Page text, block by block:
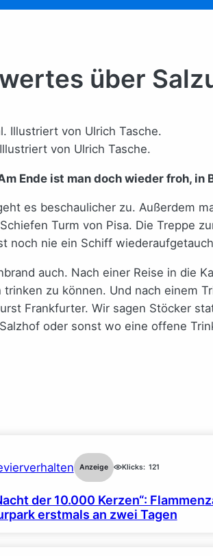
über
von Ulrich Tasche.
Ende ist man doch wieder froh, in
es beschaulicher zu. Außerdem
Turm von Pisa. Die Treppe
noch nie ein Schiff
auch. Nach einer Reise in die
zu können. Und nach einem
Frankfurter. Wir sagen Stöcker
oder sonst wo eine offene
Anzeige Klicks: 121
der 10.000 Kerzen“:
erstmals an zwei Tagen